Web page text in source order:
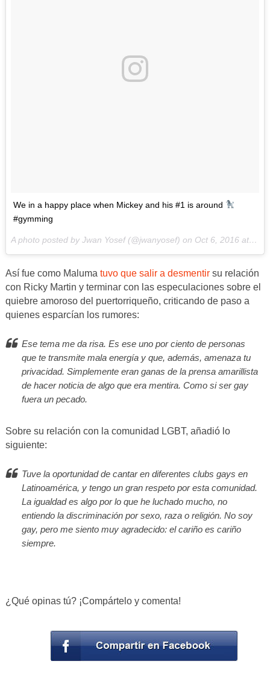
We in a happy place when Mickey and his #1 is around
#gymming
A photo posted by Jwan Yosef (@jwanyosef) on Oct 6, 2016 at 7:48pm PDT
Así fue como Maluma tuvo que salir a desmentirsu relación
con Ricky Martin y terminar con las especulaciones sobre el
quiebre amoroso del puertorriqueño, criticando de paso a
quienes esparcían los rumores:
Ese tema me da risa. Es ese uno por ciento de personas
que te transmite mala energía y que, además, amenaza tu
privacidad. Simplemente eran ganas de la prensa amarillista
de hacer noticia de algo que era mentira. Como si ser gay
fuera un pecado.
Sobre su relación con la comunidad LGBT, añadió lo
siguiente:
Tuve la oportunidad de cantar en diferentes clubs gays en
Latinoamérica, y tengo un gran respeto por esta comunidad.
La igualdad es algo por lo que he luchado mucho, no
entiendo la discriminación por sexo, raza o religión. No soy
gay, pero me siento muy agradecido: el cariño es cariño
siempre.
¿Qué opinas tú? ¡Compártelo y comenta!